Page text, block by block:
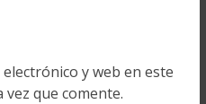
y web en este
que comente.